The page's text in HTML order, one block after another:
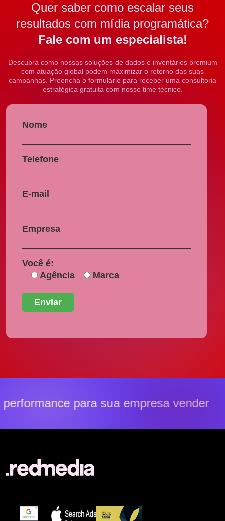
Quer saber como escalar seus
resultados com mídia programática?
Fale com um especialista!
Descubra como nossas soluções de dados e inventários premium
com atuação global podem maximizar o retorno das suas
campanhas. Preencha o formulário para receber uma consultoria
estratégica gratuita com nosso time técnico.
Nome
Telefone
E-mail
Empresa
Você é:
Agência
Marca
para sua empresa vender